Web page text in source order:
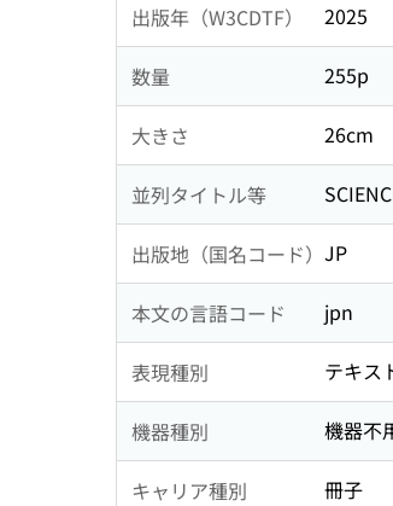
出版年（W3CDTF） 2025
数量 255p
大きさ 26cm
並列タイトル等
出版地（国名コード） JP
本文の言語コード jpn
表現種別 テキス
機器種別 機器不
キャリア種別 冊子